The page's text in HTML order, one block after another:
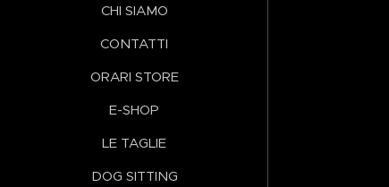
CHI SIAMO
CONTATTI
ORARI STORE
E-SHOP
LE TAGLIE
DOG SITTING